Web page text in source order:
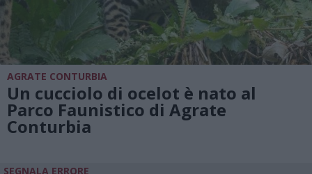
AGRATE CONTURBIA
Un cucciolo di ocelot è nato al
Parco Faunistico di Agrate
Conturbia
SEGNALA ERRORE